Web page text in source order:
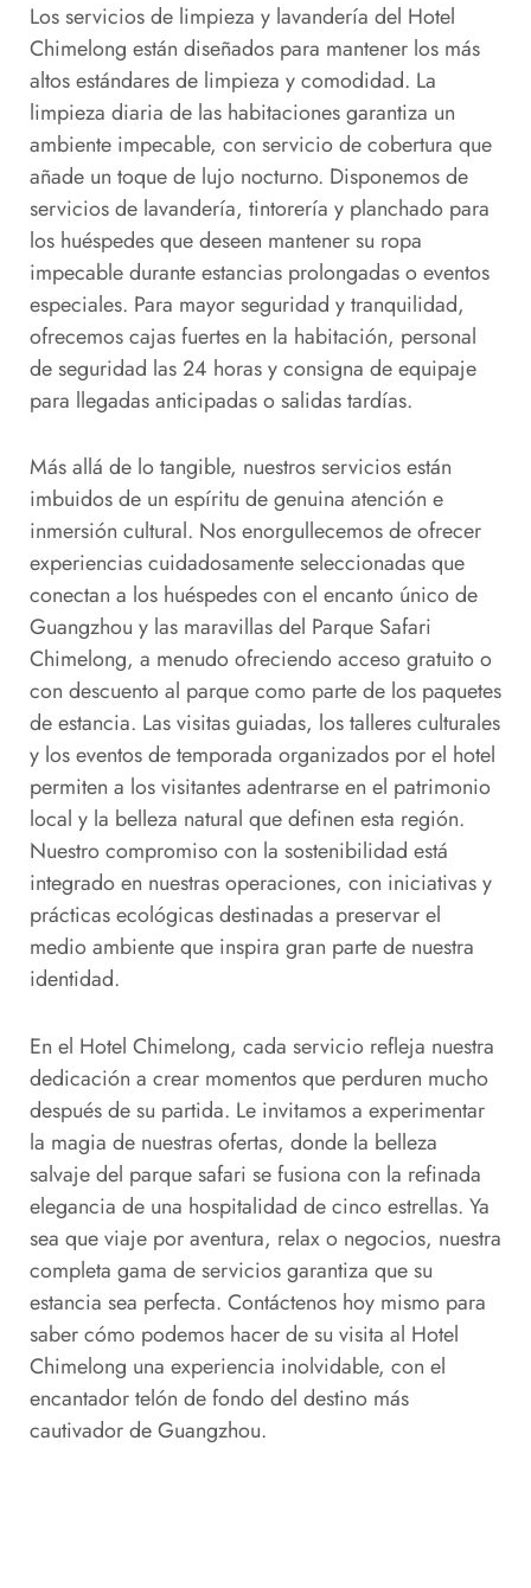
Los servicios de limpieza y lavandería del Hotel
Chimelong están diseñados para mantener los más
altos estándares de limpieza y comodidad. La
limpieza diaria de las habitaciones garantiza un
ambiente impecable, con servicio de cobertura que
añade un toque de lujo nocturno. Disponemos de
servicios de lavandería, tintorería y planchado para
los huéspedes que deseen mantener su ropa
impecable durante estancias prolongadas o eventos
especiales. Para mayor seguridad y tranquilidad,
ofrecemos cajas fuertes en la habitación, personal
de seguridad las 24 horas y consigna de equipaje
para llegadas anticipadas o salidas tardías.
Más allá de lo tangible, nuestros servicios están
imbuidos de un espíritu de genuina atención e
inmersión cultural. Nos enorgullecemos de ofrecer
experiencias cuidadosamente seleccionadas que
conectan a los huéspedes con el encanto único de
Guangzhou y las maravillas del Parque Safari
Chimelong, a menudo ofreciendo acceso gratuito o
con descuento al parque como parte de los paquetes
de estancia. Las visitas guiadas, los talleres culturales
y los eventos de temporada organizados por el hotel
permiten a los visitantes adentrarse en el patrimonio
local y la belleza natural que definen esta región.
Nuestro compromiso con la sostenibilidad está
integrado en nuestras operaciones, con iniciativas y
prácticas ecológicas destinadas a preservar el
medio ambiente que inspira gran parte de nuestra
identidad.
En el Hotel Chimelong, cada servicio refleja nuestra
dedicación a crear momentos que perduren mucho
después de su partida. Le invitamos a experimentar
la magia de nuestras ofertas, donde la belleza
salvaje del parque safari se fusiona con la refinada
elegancia de una hospitalidad de cinco estrellas. Ya
sea que viaje por aventura, relax o negocios, nuestra
completa gama de servicios garantiza que su
estancia sea perfecta. Contáctenos hoy mismo para
saber cómo podemos hacer de su visita al Hotel
Chimelong una experiencia inolvidable, con el
encantador telón de fondo del destino más
cautivador de Guangzhou.